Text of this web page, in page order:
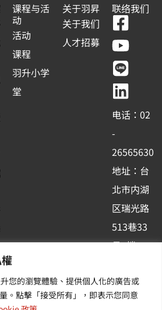
您的瀏覽體驗、提供個人化的廣告或
。點擊「接受所有」，即表示您同意
课程与活
动
活动
课程
羽升小学
堂
关于羽昇
关于我们
人才招募
联络我们
F
a
c
e
b
o
o
k
-
s
q
u
a
r
Y
o
u
t
u
b
e
L
i
n
e
L
i
n
k
e
d
i
n
电话：02
-
26565630
地址：台
北市内湖
区瑞光路
513巷33
号6楼
新讯 | 提
供您最新